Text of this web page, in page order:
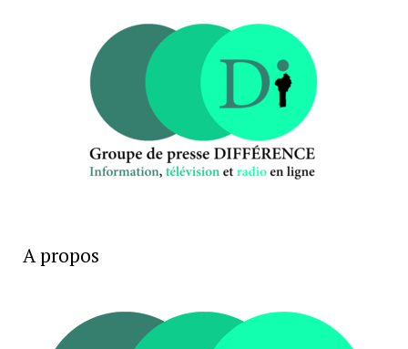
A propos